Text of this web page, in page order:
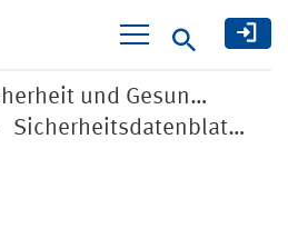
Suche
und Gesun…
Sicherheitsdatenblat…